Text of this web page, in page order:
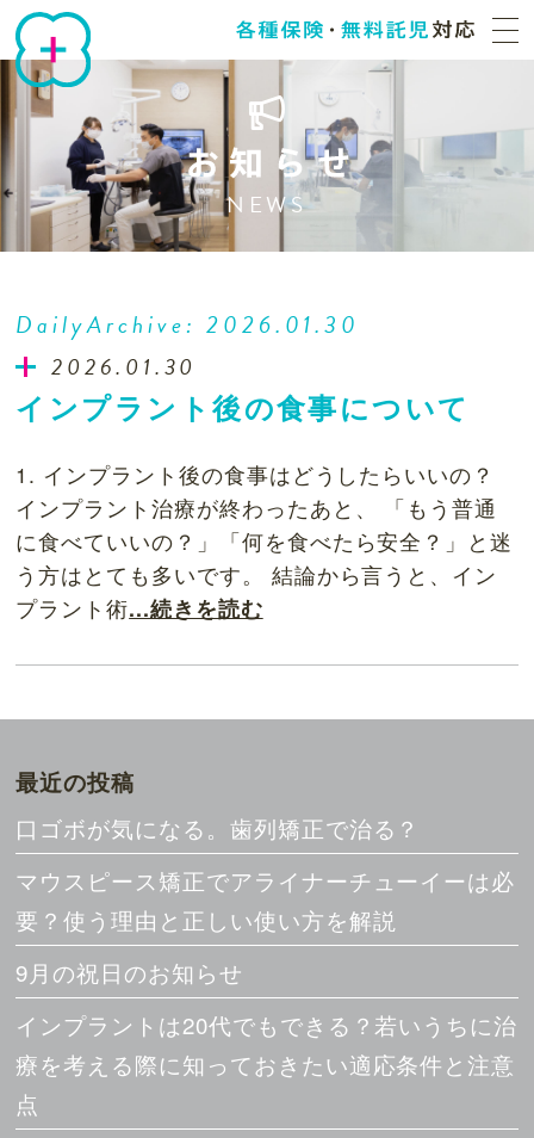
NEWS
DailyArchive: 2026.01.30
2026.01.30
インプラント後の食事について
1. インプラント後の食事はどうしたらいいの？
インプラント治療が終わったあと、 「もう普通
に食べていいの？」「何を食べたら安全？」と迷
う方はとても多いです。 結論から言うと、イン
プラント術...続きを読む
最近の投稿
口ゴボが気になる。歯列矯正で治る？
マウスピース矯正でアライナーチューイーは必
要？使う理由と正しい使い方を解説
9月の祝日のお知らせ
インプラントは20代でもできる？若いうちに治
療を考える際に知っておきたい適応条件と注意
点